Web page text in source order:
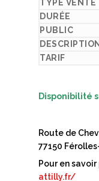
Disponibilité
Route de
77150
Pour en savoir
attilly.fr/